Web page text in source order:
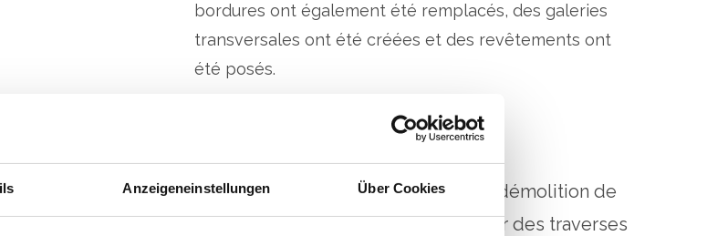
Anzeigeneinstellungen Über Cookies
bordures ont également été remplacés, des galeries
transversales ont été créées et des revêtements ont
été posés.
Quantités principales :
3 sections de chantier - 950 m de démolition de
voies et de construction neuve sur des traverses